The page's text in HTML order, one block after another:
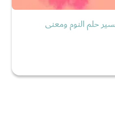
حلم النوم ومعنى